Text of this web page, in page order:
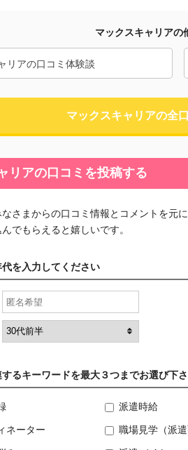
マックスキャリアの
リアの口コミ体験談
マックスキャリアの全
リアの口コミを投稿する
さまからの口コミ情報とコメントを元に
でもらえると嬉しいです。
を入力してください
るキーワードを最大３つまでお選び下
派遣時給
ネーター 職場見学（派遣